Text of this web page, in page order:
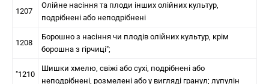
1207
Олійне насіння та плоди інших олійних культур,
подрібнені або неподрібнені
1208
Борошно з насіння чи плодів олійних культур, крім
борошна з гірчиці";
"1210
Шишки хмелю, свіжі або сухі, подрібнені або
неподрібнені, розмелені або у вигляді гранул; лупулін